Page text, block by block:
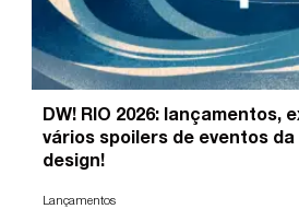
DW! RIO 2026: lançamentos,
vários spoilers de eventos da
design!
Lançamentos